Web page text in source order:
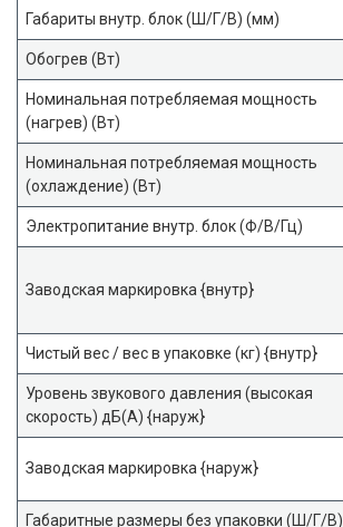
Габариты внутр. блок (Ш/Г/В) (мм)
Обогрев (Вт)
Номинальная потребляемая мощность
(нагрев) (Вт)
Номинальная потребляемая мощность
(охлаждение) (Вт)
Электропитание внутр. блок (Ф/В/Гц)
Заводская маркировка {внутр}
Чистый вес / вес в упаковке (кг) {внутр}
Уровень звукового давления (высокая
скорость) дБ(А) {наруж}
Заводская маркировка {наруж}
Габаритные размеры без упаковки (Ш/Г/В)